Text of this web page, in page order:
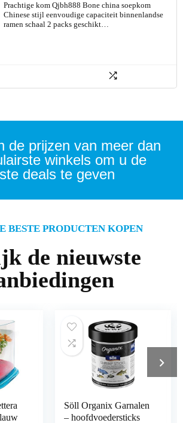
Prachtige kom Qjbh888 Bone china soepkom
Chinese stijl eenvoudige capaciteit binnenlandse
ramen schaal 2 packs geschikt…
de prijzen van meer dan
winkels om u de
deals te geven
BESTE PRODUCTEN KOPEN
de nieuwste
Amtra Cuve Nano
Tank Aquarium voor